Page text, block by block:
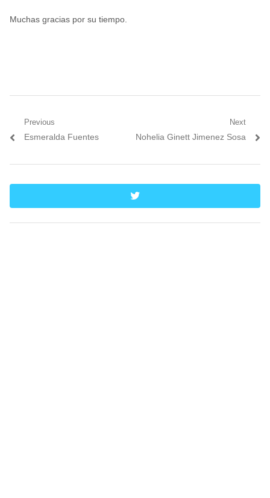
Muchas gracias por su tiempo.
Navegación
de
entradas
Previous
Previous
Esmeralda Fuentes
Next
Next
Nohelia Ginett Jimenez Sosa
twitter